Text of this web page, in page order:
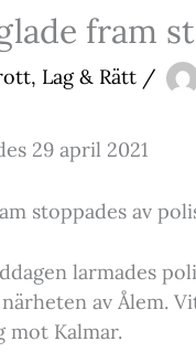
fram
Lag & Rätt /
29 april 2021
stoppades av
larmades
av Ålem.
mot Kalmar.